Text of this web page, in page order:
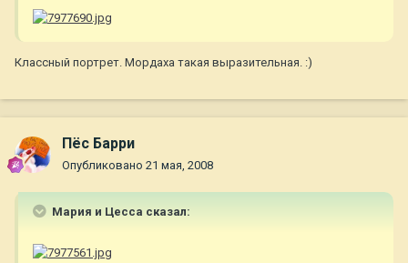
Классный портрет. Мордаха такая выразительная. :)
Пёс Барри
Опубликовано 21 мая, 2008
Мария и Цесса сказал: